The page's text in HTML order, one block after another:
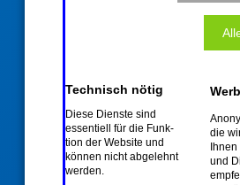
Technisch nötig
Diese Dienste sind
essen­tiell für die Funk­
tion der Web­site und
kön­nen nicht ab­ge­lehnt
wer­den.
die
und